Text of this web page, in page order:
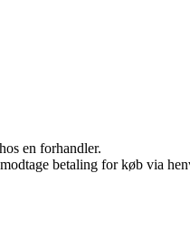
en forhandler.
betaling for køb via